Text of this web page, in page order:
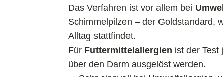
Das Verfahren ist vor allem bei
Schimmelpilzen – der Goldstandard,
Alltag stattfindet.
Für Futtermittelallergien ist der Test
über den Darm ausgelöst werden.